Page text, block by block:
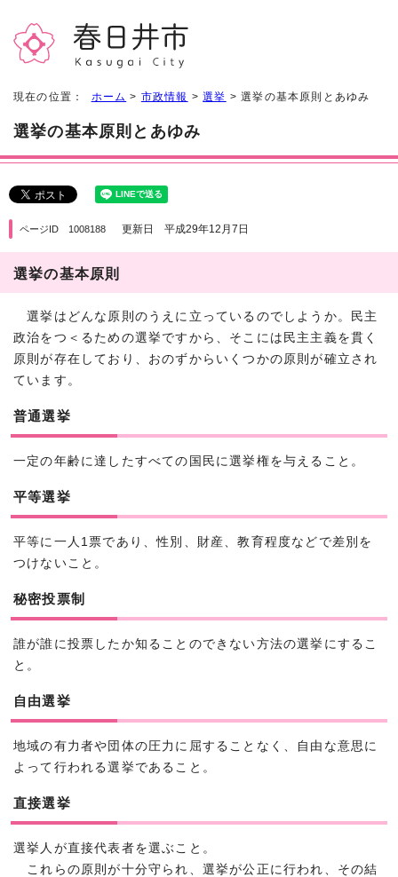
現在の位置： ホーム > 市政情報 >選挙 > 選挙の基本原則とあゆみ
選挙の基本原則とあゆみ
ページID 1008188 更新日 平成29年12月7日
選挙の基本原則
選挙はどんな原則のうえに立っているのでしようか。民主
政治をつ＜るための選挙ですから、そこには民主主義を貫く
原則が存在しており、おのずからいくつかの原則が確立され
ています。
普通選挙
一定の年齢に達したすべての国民に選挙権を与えること。
平等選挙
平等に一人1票であり、性別、財産、教育程度などで差別を
つけないこと。
秘密投票制
誰が誰に投票したか知ることのできない方法の選挙にするこ
と。
自由選挙
地域の有力者や団体の圧力に屈することなく、自由な意思に
よって行われる選挙であること。
直接選挙
選挙人が直接代表者を選ぶこと。
これらの原則が十分守られ、選挙が公正に行われ、その結